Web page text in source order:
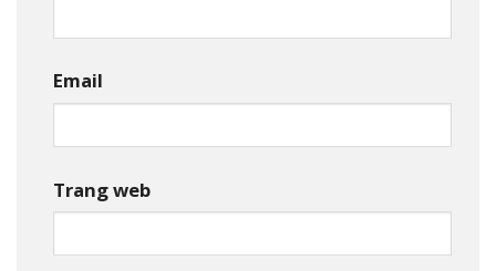
Email
Trang web